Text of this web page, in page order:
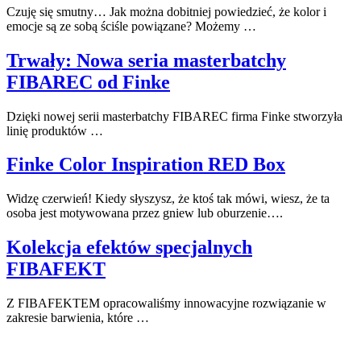
Czuję się smutny… Jak można dobitniej powiedzieć, że kolor i
emocje są ze sobą ściśle powiązane? Możemy …
Trwały: Nowa seria masterbatchy
FIBAREC od Finke
Dzięki nowej serii masterbatchy FIBAREC firma Finke stworzyła
linię produktów …
Finke Color Inspiration RED Box
Widzę czerwień! Kiedy słyszysz, że ktoś tak mówi, wiesz, że ta
osoba jest motywowana przez gniew lub oburzenie….
Kolekcja efektów specjalnych
FIBAFEKT
Z FIBAFEKTEM opracowaliśmy innowacyjne rozwiązanie w
zakresie barwienia, które …